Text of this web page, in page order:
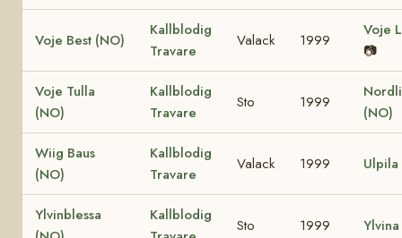
Voje Best (NO)
Kallblodig
Travare
Valack 1999
Voje
📷
Voje Tulla
(NO)
Kallblodig
Travare
Sto 1999
(NO)
Wiig Baus
(NO)
Kallblodig
Travare
Valack 1999
Ylvinblessa
Kallblodig
Sto 1999